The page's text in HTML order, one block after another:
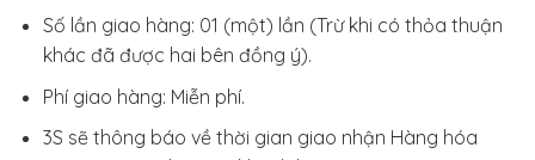
Số lần giao hàng: 01 (một) lần (Trừ khi có thỏa thuận
khác đã được hai bên đồng ý).
Phí giao hàng: Miễn phí.
3S sẽ thông báo về thời gian giao nhận Hàng hóa